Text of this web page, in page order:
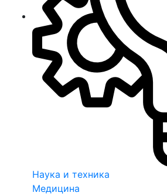
Наука и техника
Медицина